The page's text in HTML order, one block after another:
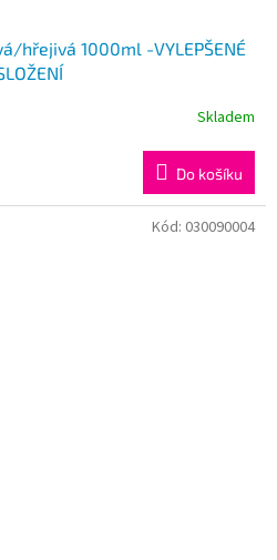
hřejivá 1000ml -VYLEPŠENÉ
Skladem
Do košíku
Kód: 030090004